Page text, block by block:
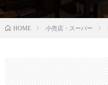
HOME 小売店・スーパー